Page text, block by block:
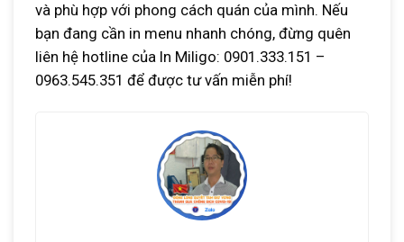
và phù hợp với phong cách quán của mình. Nếu
bạn đang cần in menu nhanh chóng, đừng quên
liên hệ hotline của In Miligo: 0901.333.151 –
0963.545.351 để được tư vấn miễn phí!